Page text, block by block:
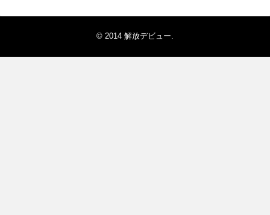
© 2014 解放デビュー